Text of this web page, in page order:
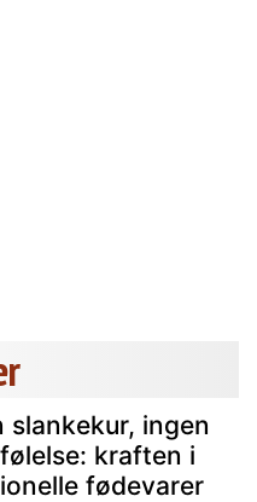
slankekur, ingen
kraften i
fødevarer